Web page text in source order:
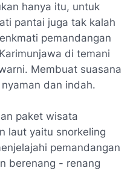
hanya itu, untuk
pantai juga tak kalah
pemandangan
di temani
Membuat suasana
dan indah.
paket wisata
laut yaitu snorkeling
pemandangan
berenang - renang